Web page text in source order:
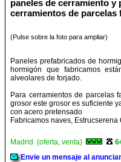
paneles de cerramiento y
cerramientos de parcelas
(Pulse sobre la foto para ampliar)
Paneles prefabricados de
hormigón que fabricamos
alveolares de forjado.
Para cerramientos de parcelas
grosor este grosor es suficiente
con acero pretensado
Fabricamos naves, Estrucserena
Madrid (oferta, venta)
Envie un mensaje al